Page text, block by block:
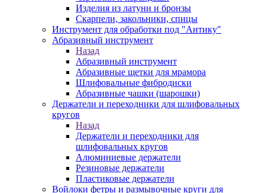
Изделия из латуни и бронзы
Скарпели, закольники, спицы
Инструмент для обработки под "Антику"
Абразивный инструмент
Назад
Абразивный инструмент
Абразивные щетки для мрамора
Шлифовальные фибродиски
Абразивные чашки (шарошки)
Держатели и переходники для шлифовальных
кругов
Назад
Держатели и переходники для
шлифовальных кругов
Алюминиевые держатели
Резиновые держатели
Пластиковые держатели
Войлоки фетры и размывочные круги для